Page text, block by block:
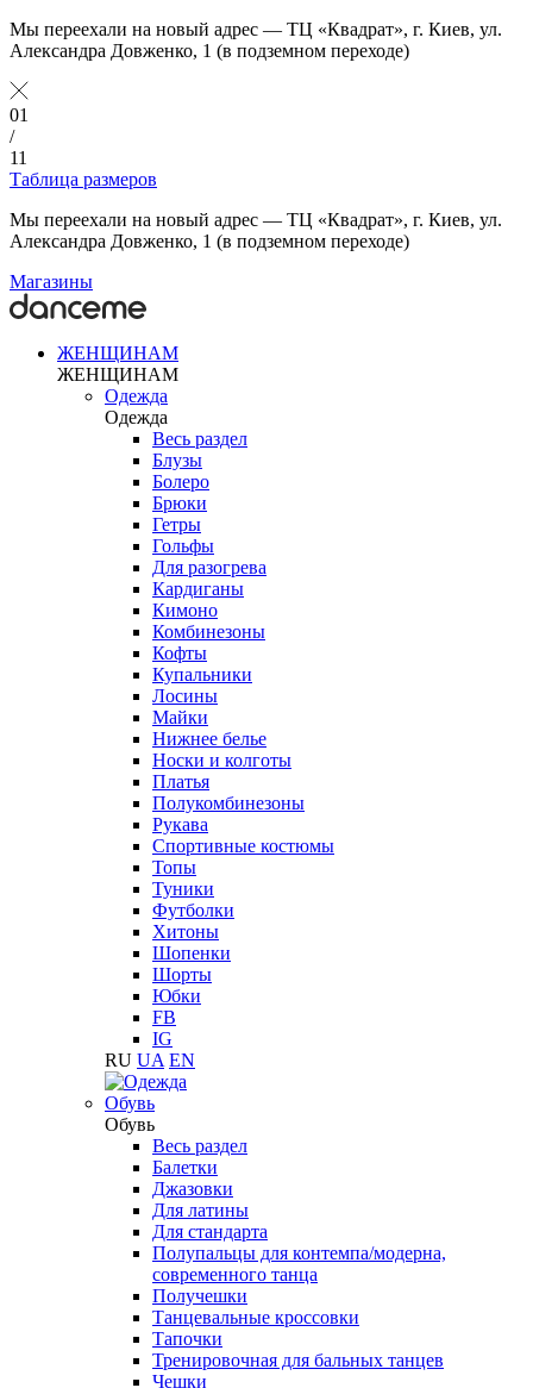
Мы переехали на новый адрес — ТЦ «Квадрат», г. Киев, ул.
Александра Довженко, 1 (в подземном переходе)
01
/
11
Таблица размеров
Мы переехали на новый адрес — ТЦ «Квадрат», г. Киев, ул.
Александра Довженко, 1 (в подземном переходе)
Магазины
ЖЕНЩИНАМ
ЖЕНЩИНАМ
Одежда
Одежда
Весь раздел
Блузы
Болеро
Брюки
Гетры
Гольфы
Для разогрева
Кардиганы
Кимоно
Комбинезоны
Кофты
Купальники
Лосины
Майки
Нижнее белье
Носки и колготы
Платья
Полукомбинезоны
Рукава
Спортивные костюмы
Топы
Туники
Футболки
Хитоны
Шопенки
Шорты
Юбки
FB
IG
RU UA EN
Обувь
Обувь
Весь раздел
Балетки
Джазовки
Для латины
Для стандарта
Полупальцы для контемпа/модерна,
современного танца
Получешки
Танцевальные кроссовки
Тапочки
Тренировочная для бальных танцев
Чешки